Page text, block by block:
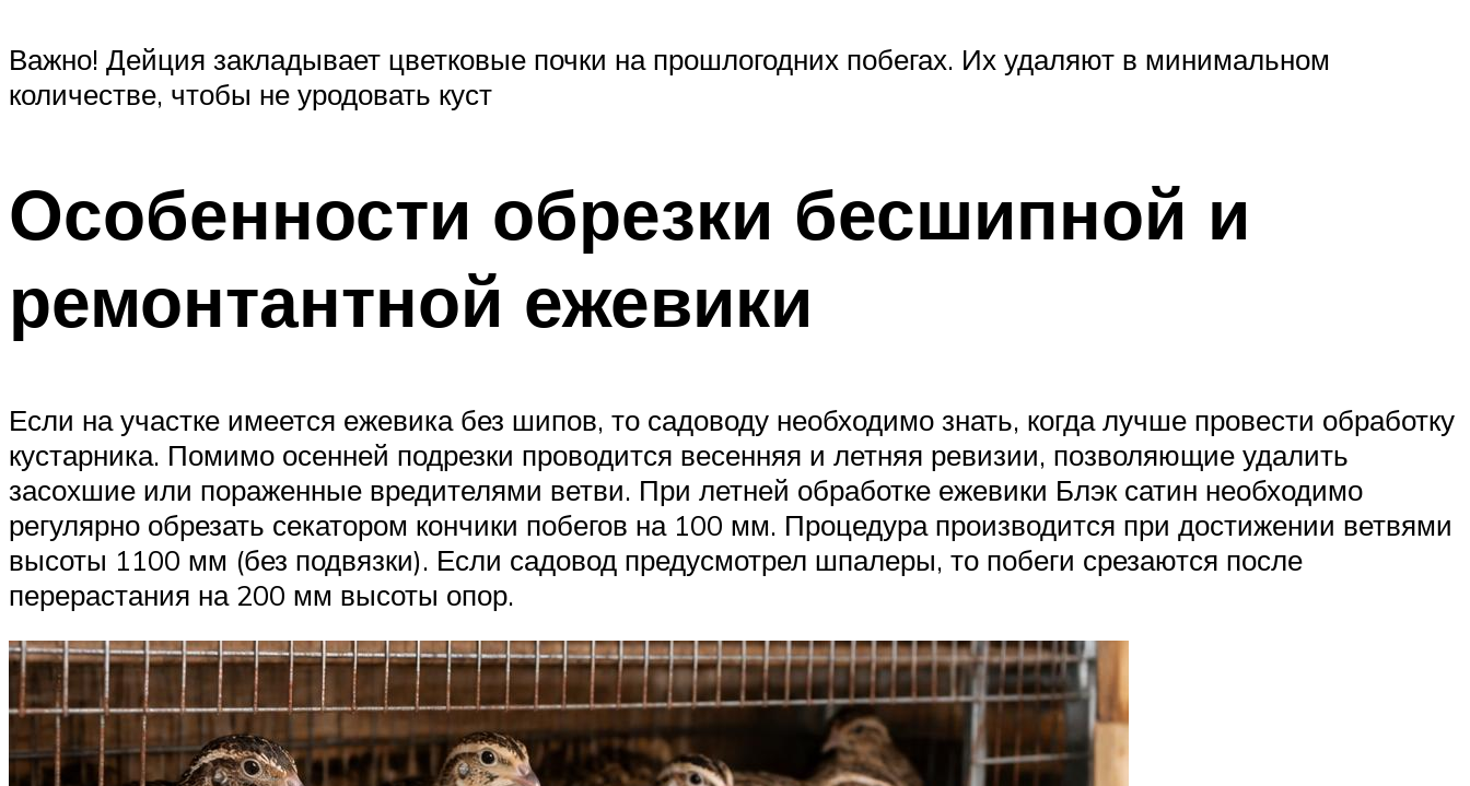
Важно! Дейция закладывает цветковые почки на прошлогодних побегах. Их удаляют в минимальном
количестве, чтобы не уродовать куст
Особенности обрезки бесшипной и
ремонтантной ежевики
Если на участке имеется ежевика без шипов, то садоводу необходимо знать, когда лучше провести обработку
кустарника. Помимо осенней подрезки проводится весенняя и летняя ревизии, позволяющие удалить
засохшие или пораженные вредителями ветви. При летней обработке ежевики Блэк сатин необходимо
регулярно обрезать секатором кончики побегов на 100 мм. Процедура производится при достижении ветвями
высоты 1100 мм (без подвязки). Если садовод предусмотрел шпалеры, то побеги срезаются после
перерастания на 200 мм высоты опор.